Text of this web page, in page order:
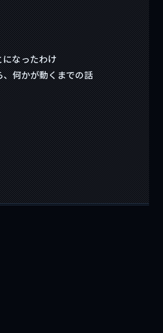
なったわけ
何かが動くまでの話